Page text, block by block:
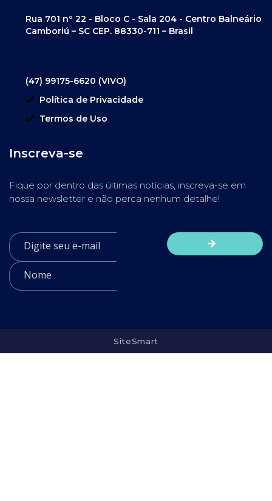
Rua 701 nº 22 - Bloco C - Sala 204 - Centro Balneário
Camboriú – SC CEP. 88330-711 – Brasil
(47) 99175-6620 (VIVO)
Política de Privacidade
Termos de Uso
Inscreva-se
Fique por dentro das últimas notícias, inscreva-se em
nossa newsletter e não perca nenhum detalhe!
SiteSmart